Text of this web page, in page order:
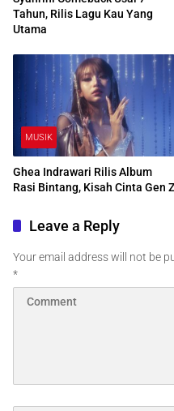
Tahun, Rilis Lagu Kau Yang
Utama
MUSIK
Ghea Indrawari Rilis Album
Rasi Bintang, Kisah Cinta Gen Z
Leave a Reply
Your email address will not be
*